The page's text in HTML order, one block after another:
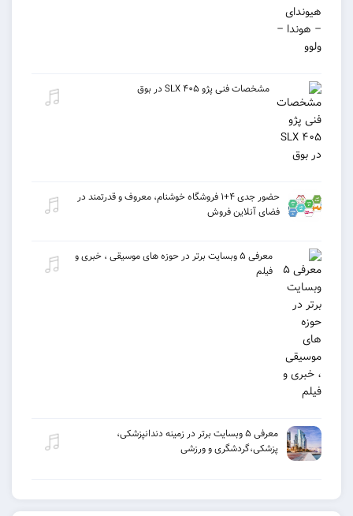
مشخصات فنی پژو ۴۰۵ SLX در بوق
حضور جدی ۴+۱ فروشگاه خوشنام، معروف و قدرتمند در
فضای آنلاین فروش
معرفی ۵ وبسایت برتر در حوزه های موسیقی ، خبری و
معرفی ۵ وبسایت برتر در زمینه دندانپزشکی،
پزشکی،گردشگری و ورزشی